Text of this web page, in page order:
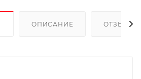
ОПИСАНИЕ ОТЗЫВЫ